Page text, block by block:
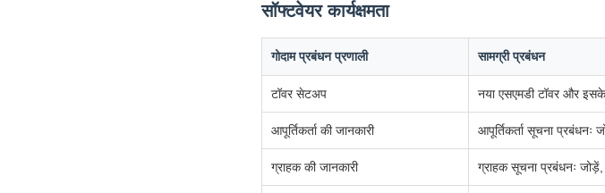
सॉफ्टवेयर कार्यक्षमता
गोदाम प्रबंधन प्रणाली सामग्री प्रबंधन
टॉवर सेटअप नया एसएमडी टॉवर और
आपूर्तिकर्ता की जानकारी आपूर्तिकर्ता सूचना प्रबंधनः
ग्राहक की जानकारी ग्राहक सूचना प्रबंधनः